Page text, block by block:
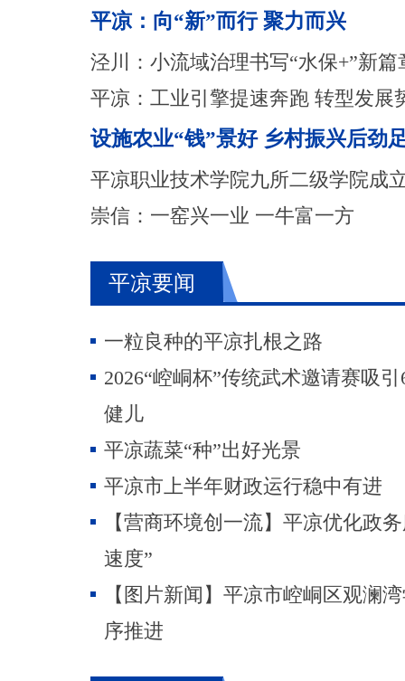
平凉：向“新”而行 聚力而兴
泾川：小流域治理书写“水保+”新篇
平凉：工业引擎提速奔跑 转型发展
设施农业“钱”景好 乡村振兴后劲
平凉职业技术学院九所二级学院成
崇信：一窑兴一业 一牛富一方
平凉要闻
一粒良种的平凉扎根之路
2026“崆峒杯”传统武术邀请赛吸
健儿
平凉蔬菜“种”出好光景
平凉市上半年财政运行稳中有进
【营商环境创一流】平凉优化政
速度”
【图片新闻】平凉市崆峒区观澜
序推进